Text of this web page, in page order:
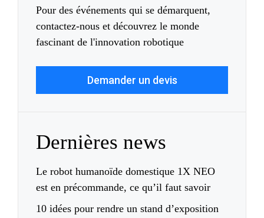
Pour des événements qui se démarquent,
contactez-nous et découvrez le monde
fascinant de l'innovation robotique
Demander un devis
Dernières news
Le robot humanoïde domestique 1X NEO
est en précommande, ce qu’il faut savoir
10 idées pour rendre un stand d’exposition